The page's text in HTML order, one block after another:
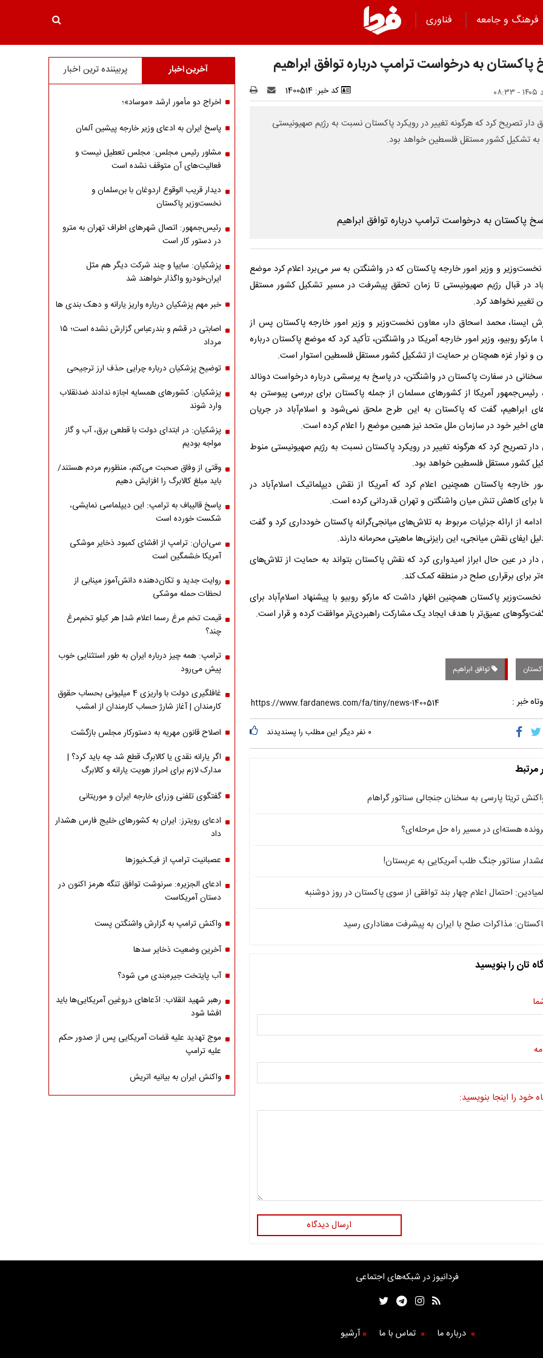
فرهنگ و جامعه
فناوری
پاکستان به درخواست ترامپ درباره توافق ابراهیم
کد خبر: 1400514
دار تصریح کرد که هرگونه تغییر در رویکرد پاکستان نسبت به رژیم صهیونیستی
به تشکیل کشور مستقل فلسطین خواهد بود.
و وزیر امور خارجه پاکستان که در واشنگتن به سر می‌برد اعلام کرد موضع
در قبال رژیم صهیونیستی تا زمان تحقق پیشرفت در مسیر تشکیل کشور مستقل
تغییر نخواهد کرد.
ایسنا، محمد اسحاق دار، معاون نخست‌وزیر و وزیر امور خارجه پاکستان پس از
مارکو روبیو، وزیر امور خارجه آمریکا در واشنگتن، تأکید کرد که موضع پاکستان درباره
و نوار غزه همچنان بر حمایت از تشکیل کشور مستقل فلسطین استوار است.
در سفارت پاکستان در واشنگتن، در پاسخ به پرسشی درباره درخواست دونالد
رئیس‌جمهور آمریکا از کشورهای مسلمان از جمله پاکستان برای بررسی پیوستن به
ابراهیم، گفت که پاکستان به این طرح ملحق نمی‌شود و اسلام‌آباد در جریان
اخیر خود در سازمان ملل متحد نیز همین موضع را اعلام کرده است.
تصریح کرد که هرگونه تغییر در رویکرد پاکستان نسبت به رژیم صهیونیستی منوط
کشور مستقل فلسطین خواهد بود.
خارجه پاکستان همچنین اعلام کرد که آمریکا از نقش دیپلماتیک اسلام‌آباد در
برای کاهش تنش میان واشنگتن و تهران قدردانی کرده است.
از ارائه جزئیات مربوط به تلاش‌های میانجی‌گرانه پاکستان خودداری کرد و گفت
ایفای نقش میانجی، این رایزنی‌ها ماهیتی محرمانه دارند.
در عین حال ابراز امیدواری کرد که نقش پاکستان بتواند به حمایت از تلاش‌های
برای برقراری صلح در منطقه کمک کند.
پاکستان همچنین اظهار داشت که مارکو روبیو با پیشنهاد اسلام‌آباد برای
عمیق‌تر با هدف ایجاد یک مشارکت راهبردی‌تر موافقت کرده و قرار است.
توافق ابراهیم
خبر :
۰ نفر دیگر این مطلب را پسندیدند
مرتبط
تریتا پارسی به سخنان جنجالی سناتور گراهام
هسته‌ای در مسیر راه‌ حل مرحله‌‌ای؟
سناتور جنگ طلب آمریکایی به عربستان!
احتمال اعلام چهار بند توافقی از سوی پاکستان در روز دوشنبه
مذاکرات صلح با ایران به پیشرفت معناداری رسید
تان را بنویسید
خود را اینجا بنویسید:
ارسال دیدگاه
آخرین اخبار پربیننده ترین اخبار
اخراج دو مأمور ارشد «موساد»؛
پاسخ ایران به ادعای وزیر خارجه پیشین آلمان
مشاور رئیس مجلس: مجلس تعطیل نیست و
فعالیت‌های آن متوقف نشده است
دیدار قریب الوقوع اردوغان با بن‌سلمان و
نخست‌وزیر پاکستان
رئیس‌جمهور: اتصال شهرهای اطراف تهران به مترو
در دستور کار است
پزشکیان: سایپا و چند شرکت دیگر هم مثل
ایران‌خودرو واگذار خواهند شد
خبر مهم پزشکیان درباره واریز یارانه و دهک بندی ها
اصابتی در قشم و بندرعباس گزارش نشده است؛ ۱۵
مرداد
توضیح پزشکیان درباره چرایی حذف ارز ترجیحی
پزشکیان: کشورهای همسایه اجازه ندادند ضدنقلاب
وارد شوند
پزشکیان: در ابتدای دولت با قطعی برق، آب و گاز
مواجه بودیم
وقتی از وفاق صحبت می‌کنم، منظورم مردم هستند/
باید مبلغ کالابرگ را افزایش دهیم
پاسخ قالیباف به ترامپ: این دیپلماسی نمایشی،
شکست خورده است
سی‌ان‌ان: ترامپ از افشای کمبود ذخایر موشکی
آمریکا خشمگین است
روایت جدید و تکان‌دهنده دانش‌آموز مینابی از
لحظات حمله موشکی
قیمت تخم مرغ رسما اعلام شد| هر کیلو تخم‌مرغ
چند؟
ترامپ: همه چیز درباره ایران به طور استثنایی خوب
پیش می‌رود
غافلگیری دولت با واریزی 4 میلیونی بحساب حقوق
کارمندان | آغاز شارژ حساب کارمندان از امشب
اصلاح قانون مهریه به دستورکار مجلس بازگشت
اگر یارانه نقدی یا کالابرگ قطع شد چه باید کرد؟ |
مدارک لازم برای احراز هویت یارانه و کالابرگ
گفتگوی تلفنی وزرای خارجه ایران و موریتانی
ادعای رویترز: ایران به کشورهای خلیج فارس هشدار
داد
عصبانیت ترامپ از فیک‌نیوزها
ادعای الجزیره: سرنوشت توافق تنگه هرمز اکنون در
دستان آمریکاست
واکنش ترامپ به گزارش واشنگتن پست
آخرین وضعیت ذخایر سدها
آب پایتخت جیره‌بندی می شود؟
رهبر شهید انقلاب: ادّعاهای دروغین آمریکایی‌ها باید
افشا شود
موج تهدید علیه قضات آمریکایی پس از صدور حکم
علیه ترامپ
واکنش ایران به بیانیه اتریش
فردانیوز در شبکه‌های اجتماعی
درباره ما تماس با ما آرشیو